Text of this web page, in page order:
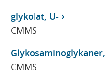
glykolat, U-
CMMS
CMMS